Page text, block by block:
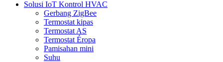
Solusi IoT Kontrol HVAC
Gerbang ZigBee
Termostat kipas
Termostat AS
Termostat Éropa
Pamisahan mini
Suhu